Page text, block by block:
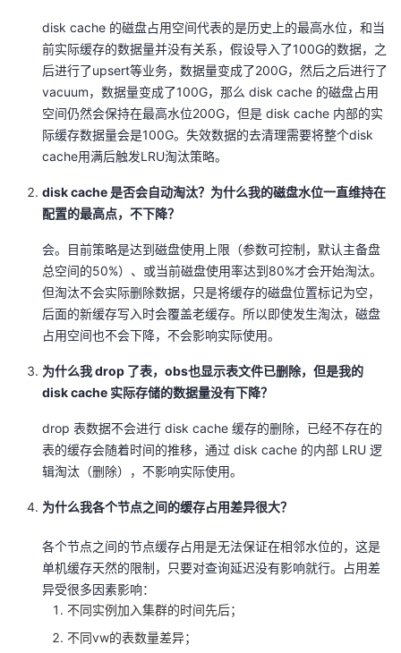
disk cache 的磁盘占用空间代表的是历史上的最高水位，和当
前实际缓存的数据量并没有关系，假设导入了100G的数据，之
后进行了upsert等业务，数据量变成了200G，然后之后进行了
vacuum，数据量变成了100G，那么 disk cache 的磁盘占用
空间仍然会保持在最高水位200G，但是 disk cache 内部的实
际缓存数据量会是100G。失效数据的去清理需要将整个disk
cache用满后触发LRU淘汰策略。
disk cache 是否会自动淘汰？为什么我的磁盘水位一直维持在
配置的最高点，不下降？
会。目前策略是达到磁盘使用上限（参数可控制，默认主备盘
总空间的50%）、或当前磁盘使用率达到80%才会开始淘汰。
但淘汰不会实际删除数据，只是将缓存的磁盘位置标记为空，
后面的新缓存写入时会覆盖老缓存。所以即使发生淘汰，磁盘
占用空间也不会下降，不会影响实际使用。
为什么我 drop 了表，obs也显示表文件已删除，但是我的
disk cache 实际存储的数据量没有下降？
drop 表数据不会进行 disk cache 缓存的删除，已经不存在的
表的缓存会随着时间的推移，通过 disk cache 的内部 LRU 逻
辑淘汰（删除），不影响实际使用。
为什么我各个节点之间的缓存占用差异很大？
各个节点之间的节点缓存占用是无法保证在相邻水位的，这是
单机缓存天然的限制，只要对查询延迟没有影响就行。占用差
异受很多因素影响：
不同实例加入集群的时间先后；
不同vw的表数量差异；